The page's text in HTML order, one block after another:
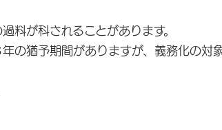
が科されることがあります。
猶予期間がありますが、義務化の対象